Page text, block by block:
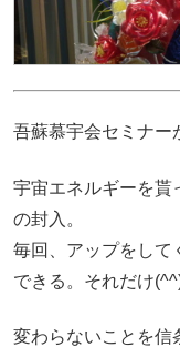
吾蘇慕宇会セミナー
宇宙エネルギーを貰
の封入。
毎回、アップをして
できる。それだけ
変わらないことを信